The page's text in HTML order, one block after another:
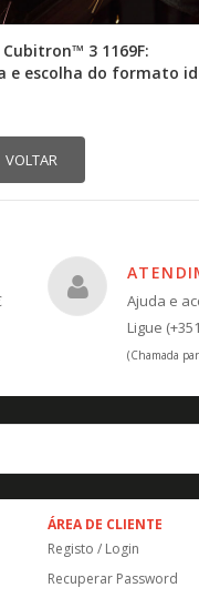
3 1169F:
e escolha do formato
Ajuda e
Ligue
(Chamada
ÁREA DE CLIENTE
Registo / Login
Recuperar Password